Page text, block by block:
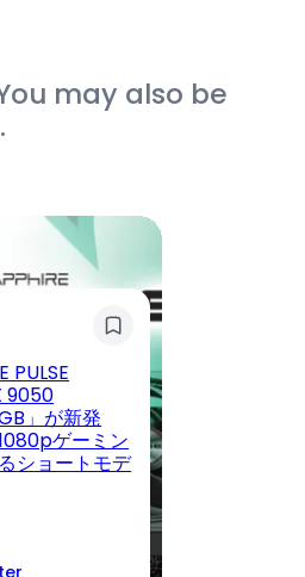
may also be
PULSE
9050
」が新発
ゲーミン
ショートモデ